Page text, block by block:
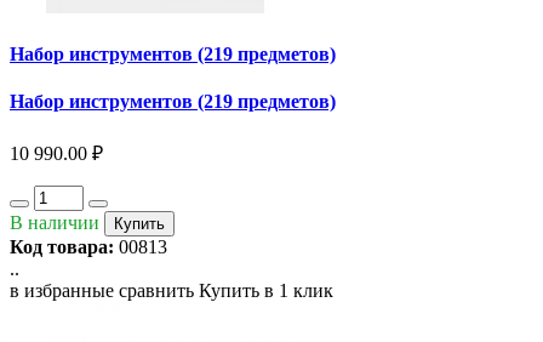
Набор инструментов (219 предметов)
Набор инструментов (219 предметов)
10 990.00 ₽
В наличии Купить
Код товара: 00813
..
в избранные сравнить Купить в 1 клик